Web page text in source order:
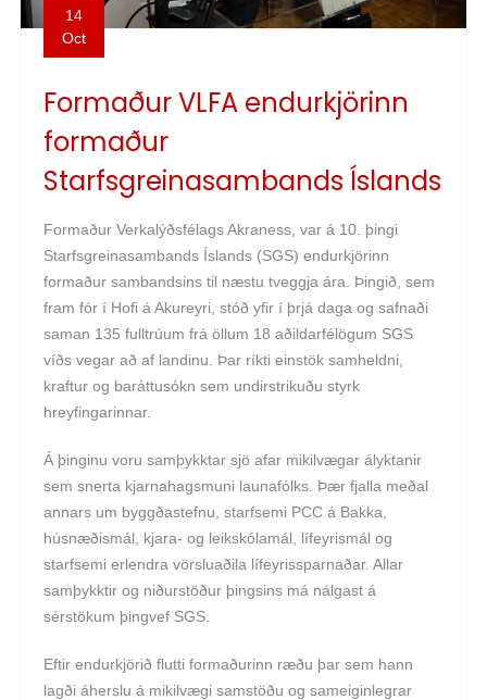
14
Oct
Formaður VLFA endurkjörinn
formaður
Starfsgreinasambands Íslands
Formaður Verkalýðsfélags Akraness, var á 10. þingi
Starfsgreinasambands Íslands (SGS) endurkjörinn
formaður sambandsins til næstu tveggja ára. Þingið, sem
fram fór í Hofi á Akureyri, stóð yfir í þrjá daga og safnaði
saman 135 fulltrúum frá öllum 18 aðildarfélögum SGS
víðs vegar að af landinu. Þar ríkti einstök samheldni,
kraftur og baráttusókn sem undirstrikuðu styrk
hreyfingarinnar.
Á þinginu voru samþykktar sjö afar mikilvægar ályktanir
sem snerta kjarnahagsmuni launafólks. Þær fjalla meðal
annars um byggðastefnu, starfsemi PCC á Bakka,
húsnæðismál, kjara- og leikskólamál, lífeyrismál og
starfsemi erlendra vörsluaðila lífeyrissparnaðar. Allar
samþykktir og niðurstöður þingsins má nálgast á
sérstökum þingvef SGS.
Eftir endurkjörið flutti formaðurinn ræðu þar sem hann
lagði áherslu á mikilvægi samstöðu og sameiginlegrar